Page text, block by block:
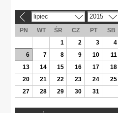
lipiec 2015
PN WT ŚR CZ PT SB
1
2 3 4
6
7 8 9 10 11
13
14 15 16 17 18
20
21 22 23 24 25
27
28 29 30 31